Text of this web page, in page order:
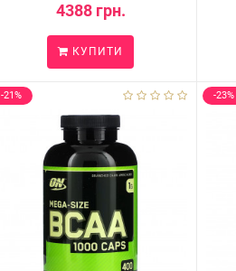
4388 грн.
КУПИТИ
-21% -23%